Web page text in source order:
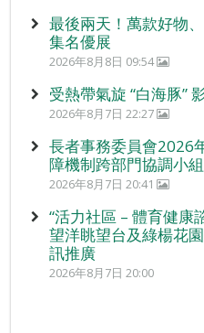
最後兩天！萬款好物
集名優展
2026年8月8日 09:54
受熱帶氣旋 “白海豚”
2026年8月7日 22:27
長者事務委員會2026
障機制跨部門協調小
2026年8月7日 20:41
“活力社區 – 體育健康
望洋眺望台及綠楊花
訊推廣
2026年8月7日 20:00